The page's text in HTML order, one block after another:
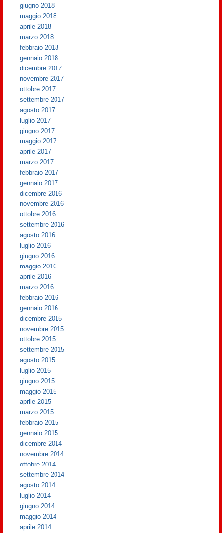
giugno 2018
maggio 2018
aprile 2018
marzo 2018
febbraio 2018
gennaio 2018
dicembre 2017
novembre 2017
ottobre 2017
settembre 2017
agosto 2017
luglio 2017
giugno 2017
maggio 2017
aprile 2017
marzo 2017
febbraio 2017
gennaio 2017
dicembre 2016
novembre 2016
ottobre 2016
settembre 2016
agosto 2016
luglio 2016
giugno 2016
maggio 2016
aprile 2016
marzo 2016
febbraio 2016
gennaio 2016
dicembre 2015
novembre 2015
ottobre 2015
settembre 2015
agosto 2015
luglio 2015
giugno 2015
maggio 2015
aprile 2015
marzo 2015
febbraio 2015
gennaio 2015
dicembre 2014
novembre 2014
ottobre 2014
settembre 2014
agosto 2014
luglio 2014
giugno 2014
maggio 2014
aprile 2014